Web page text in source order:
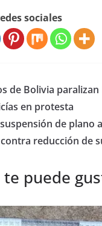
sociales
de Bolivia paralizan
en protesta
de plano
contra reducción de
puede